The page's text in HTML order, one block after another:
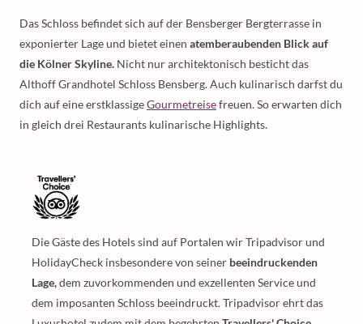
Das Schloss befindet sich auf der Bensberger Bergterrasse in
exponierter Lage und bietet einen atemberaubenden Blick auf
die Kölner Skyline. Nicht nur architektonisch besticht das
Althoff Grandhotel Schloss Bensberg. Auch kulinarisch darfst du
dich auf eine erstklassigeGourmetreisefreuen. So erwarten dich
in gleich drei Restaurants kulinarische Highlights.
Die Gäste des Hotels sind auf Portalen wir Tripadvisor und
HolidayCheck insbesondere von seiner beeindruckenden
Lage,dem zuvorkommenden und exzellenten Service und
dem imposanten Schloss beeindruckt. Tripadvisor ehrt das